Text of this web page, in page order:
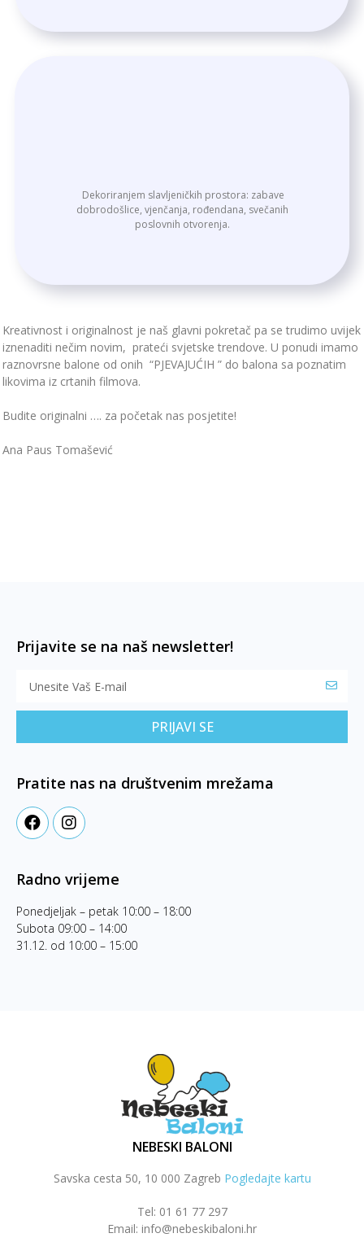
Dekoriranjem slavljeničkih prostora: zabave
dobrodošlice, vjenčanja, rođendana, svečanih
poslovnih otvorenja.
Kreativnost i originalnost je naš glavni pokretač pa se trudimo uvijek
iznenaditi nečim novim, prateći svjetske trendove. U ponudi imamo
raznovrsne balone od onih “PJEVAJUĆIH ” do balona sa poznatim
likovima iz crtanih filmova.
Budite originalni …. za početak nas posjetite!
Ana Paus Tomašević
Prijavite se na naš newsletter!
PRIJAVI SE
Pratite nas na društvenim mrežama
Radno vrijeme
Ponedjeljak – petak 10:00 – 18:00
Subota 09:00 – 14:00
31.12. od 10:00 – 15:00
NEBESKI BALONI
Savska cesta 50, 10 000 Zagreb Pogledajte kartu
Tel: 01 61 77 297
Email: info@nebeskibaloni.hr